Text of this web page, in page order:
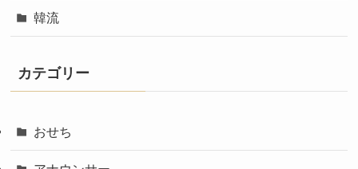
韓流
カテゴリー
おせち